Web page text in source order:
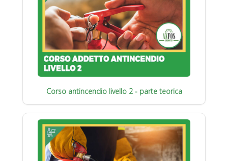
Corso antincendio livello 2 - parte teorica